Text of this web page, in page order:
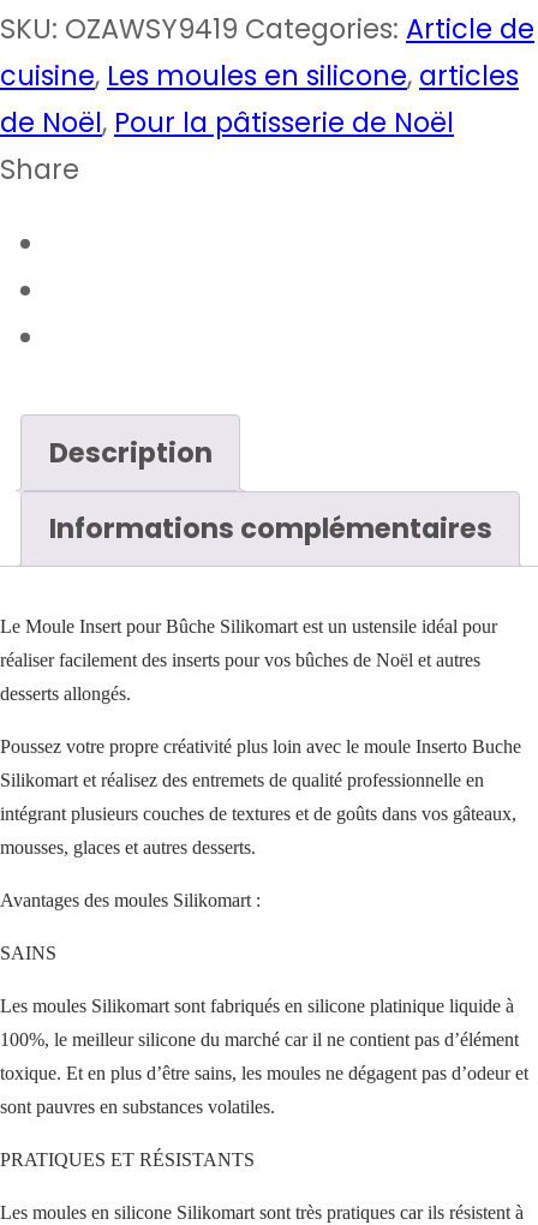
SKU: OZAWSY9419 Categories: Article de
cuisine, Les moules en silicone, articles
de Noël, Pour la pâtisserie de Noël
Share
Description
Informations complémentaires
Le Moule Insert pour Bûche Silikomart est un ustensile idéal pour
réaliser facilement des inserts pour vos bûches de Noël et autres
desserts allongés.
Poussez votre propre créativité plus loin avec le moule Inserto Buche
Silikomart et réalisez des entremets de qualité professionnelle en
intégrant plusieurs couches de textures et de goûts dans vos gâteaux,
mousses, glaces et autres desserts.
Avantages des moules Silikomart :
SAINS
Les moules Silikomart sont fabriqués en silicone platinique liquide à
100%, le meilleur silicone du marché car il ne contient pas d’élément
toxique. Et en plus d’être sains, les moules ne dégagent pas d’odeur et
sont pauvres en substances volatiles.
PRATIQUES ET RÉSISTANTS
Les moules en silicone Silikomart sont très pratiques car ils résistent à